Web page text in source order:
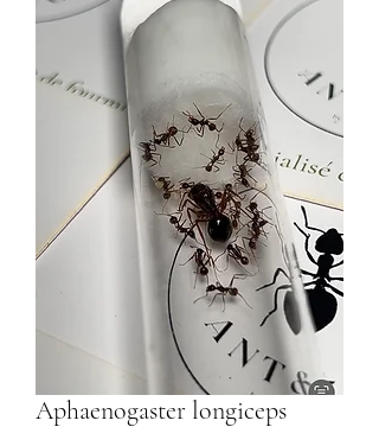
Aphaenogaster longiceps